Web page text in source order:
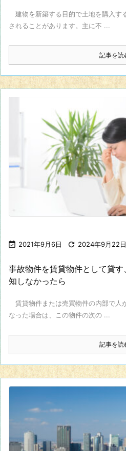
建物を新築する目的で土地を購入す
されることがあります。主に不 ...
記事を読
 2021年9月6日  2024年9月22日
事故物件を賃貸物件として貸
知しなかったら
賃貸物件または売買物件の内部で人
なった場合は、この物件の次の ...
記事を読